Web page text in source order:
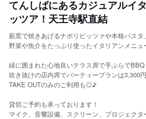
てんしばにあるカジュアルイ
ッツア！天王寺駅直結
薪窯で焼きあげるナポリピッツァや本格パスタ、
野菜や魚介をたっぷり使ったイタリアンメニュ
緑に囲まれた心地良いテラス席で手ぶらでBBQ
吹き抜けの店内席でパーティープランは3,300
TAKE OUTのみのご利用も◎♪
貸切ご予約も承っております！
マイク、音響設備、スクリーン、プロジェクタ